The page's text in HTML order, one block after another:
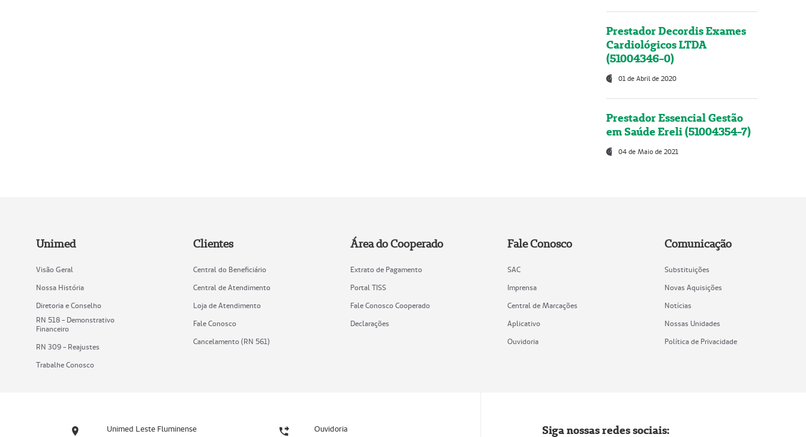
Prestador Decordis Exames
Cardiológicos LTDA
(51004346-0)
01 de Abril de 2020
Prestador Essencial Gestão
em Saúde Ereli (51004354-7)
04 de Maio de 2021
Unimed
Visão Geral
Nossa História
Diretoria e Conselho
RN 518 - Demonstrativo
Financeiro
RN 309 - Reajustes
Trabalhe Conosco
Clientes
Central do Beneficiário
Central de Atendimento
Loja de Atendimento
Fale Conosco
Cancelamento (RN 561)
Área do Cooperado
Extrato de Pagamento
Portal TISS
Fale Conosco Cooperado
Declarações
Fale Conosco
SAC
Imprensa
Central de Marcações
Aplicativo
Ouvidoria
Comunicação
Substituições
Novas Aquisições
Notícias
Nossas Unidades
Política de Privacidade
Unimed Leste Fluminense Ouvidoria Siga nossas redes sociais: